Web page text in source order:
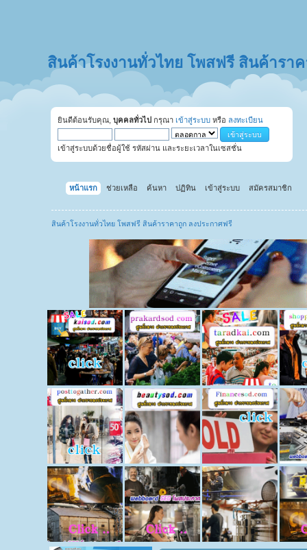
สินค้าโรงงานทั่วไทย โพสฟรี สินค้ารา
ยินดีต้อนรับคุณ, บุคคลทั่วไป กรุณา เข้าสู่ระบบ หรือ ลงทะเบียน
เข้าสู่ระบบด้วยชื่อผู้ใช้ รหัสผ่าน และระยะเวลาในเซสชั่น
หน้าแรก ช่วยเหลือ ค้นหา ปฏิทิน เข้าสู่ระบบ สมัครสมาชิก
สินค้าโรงงานทั่วไทย โพสฟรี สินค้าราคาถูก ลงประกาศฟรี